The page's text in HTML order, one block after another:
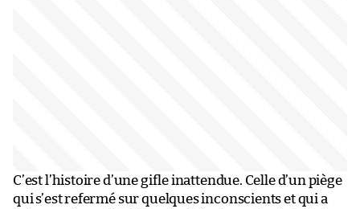
C’est l’histoire d’une gifle inattendue. Celle d’un piège
qui s’est refermé sur quelques inconscients et qui a